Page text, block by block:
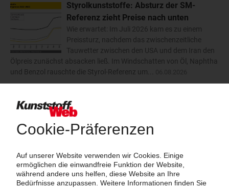
Styrolkunststoffe: Absturz der SM-
Referenz zieht Preise nach unten
Wie erwartet: Im Juli 2026 kam es zu einem
Preissturz, nachdem das zwischenzeitliche
Tauwetter zwischen den USA und dem Iran den
Ölpreis zunächst absacken ließ. Im Windschatten von Öl, Naphtha
und Benzol rauschte die Styrol-Referenz um...
Trinseo: Deutliche Preiserhöhungen für
Polystyrol, ABS und SAN
Der Kunststoffkonzern Trinseo hat im August
2026 dreistellige Aufschläge für
PS-HI will das Unternehmen die Preise um 170 EUR/t anheben.
ABS soll um 110 EUR/t teurer werden und SAN um...06.08.2026